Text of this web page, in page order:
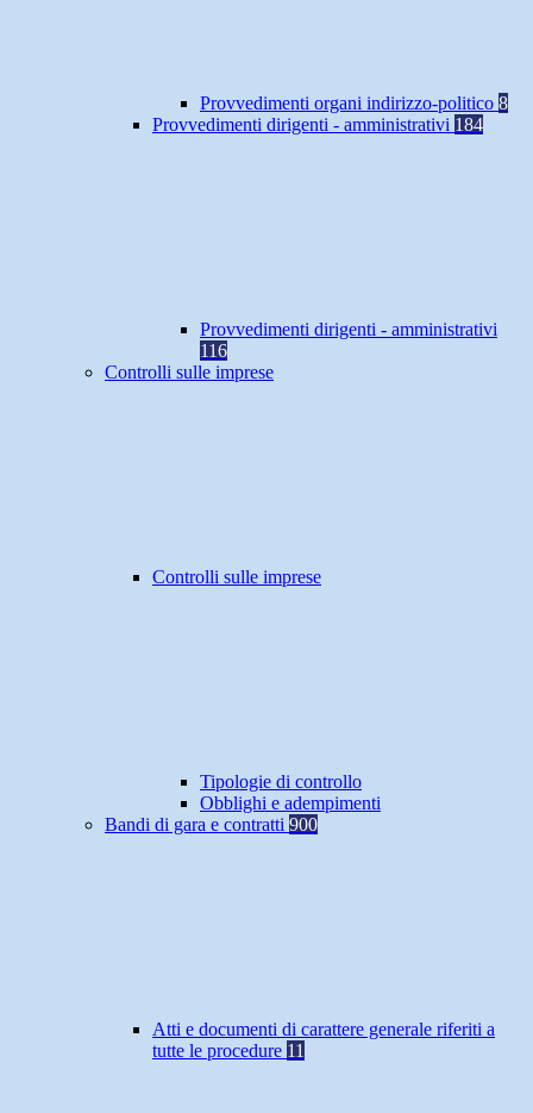
Provvedimenti organi indirizzo-politico 8
Provvedimenti dirigenti - amministrativi 184
Provvedimenti dirigenti - amministrativi
116
Controlli sulle imprese
Controlli sulle imprese
Tipologie di controllo
Obblighi e adempimenti
Bandi di gara e contratti 900
Atti e documenti di carattere generale riferiti a
tutte le procedure 11